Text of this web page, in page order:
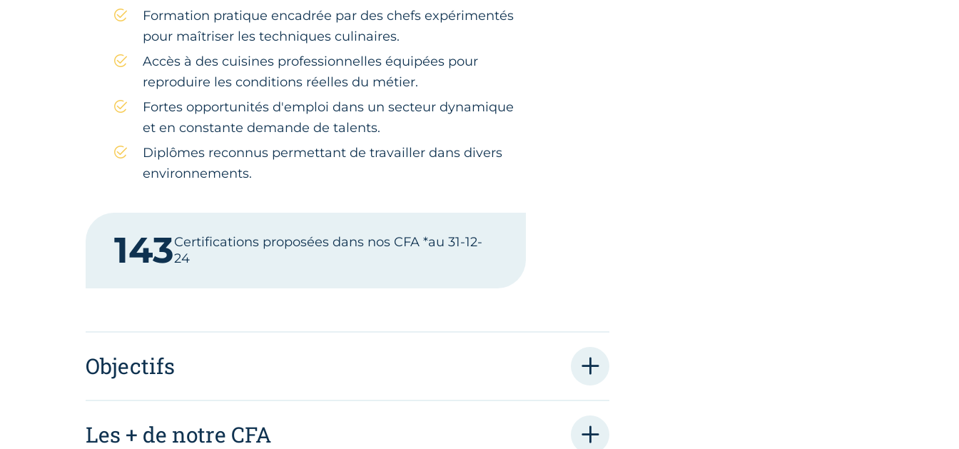
Formation pratique encadrée par des chefs expérimentés
pour maîtriser les techniques culinaires.
Accès à des cuisines professionnelles équipées pour
reproduire les conditions réelles du métier.
Fortes opportunités d'emploi dans un secteur dynamique
et en constante demande de talents.
Diplômes reconnus permettant de travailler dans divers
environnements.
143Certifications proposées dans nos CFA *au 31-12-
24
Objectifs
Les + de notre CFA